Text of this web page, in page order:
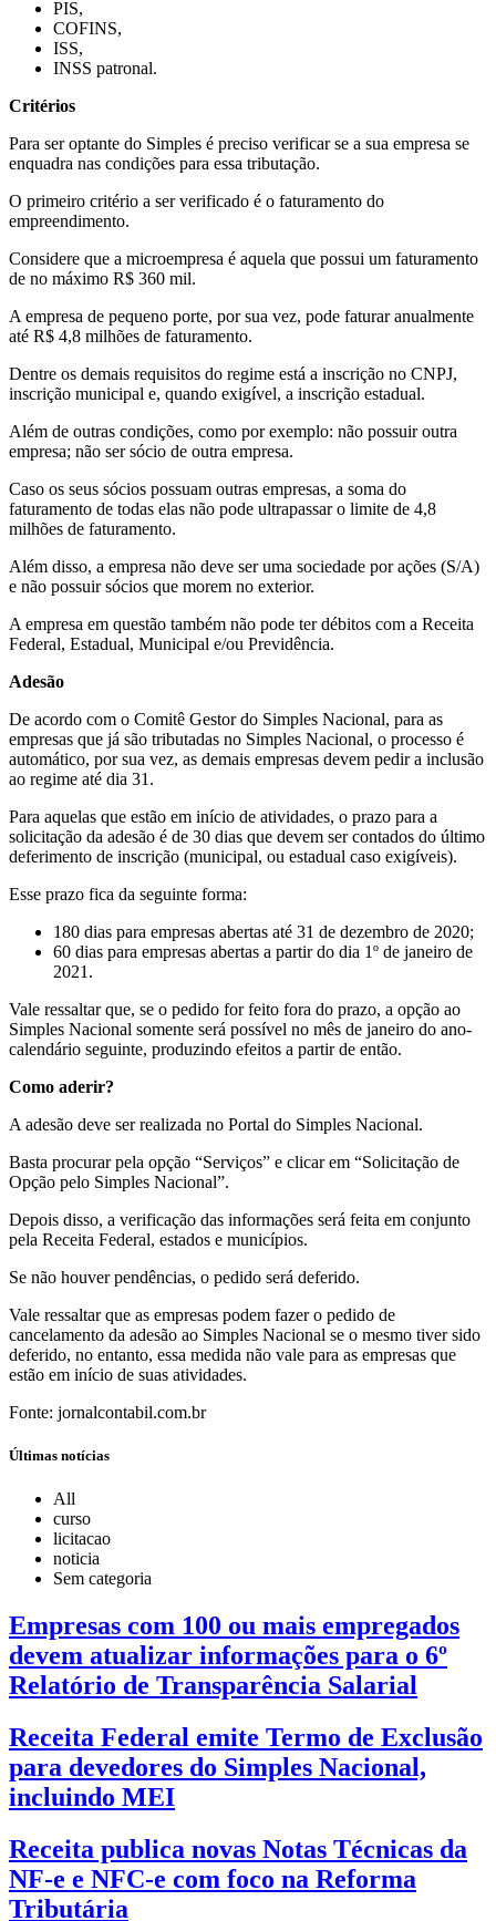
PIS,
COFINS,
ISS,
INSS patronal.
Critérios
Para ser optante do Simples é preciso verificar se a sua empresa se
enquadra nas condições para essa tributação.
O primeiro critério a ser verificado é o faturamento do
empreendimento.
Considere que a microempresa é aquela que possui um faturamento
de no máximo R$ 360 mil.
A empresa de pequeno porte, por sua vez, pode faturar anualmente
até R$ 4,8 milhões de faturamento.
Dentre os demais requisitos do regime está a inscrição no CNPJ,
inscrição municipal e, quando exigível, a inscrição estadual.
Além de outras condições, como por exemplo: não possuir outra
empresa; não ser sócio de outra empresa.
Caso os seus sócios possuam outras empresas, a soma do
faturamento de todas elas não pode ultrapassar o limite de 4,8
milhões de faturamento.
Além disso, a empresa não deve ser uma sociedade por ações (S/A)
e não possuir sócios que morem no exterior.
A empresa em questão também não pode ter débitos com a Receita
Federal, Estadual, Municipal e/ou Previdência.
Adesão
De acordo com o Comitê Gestor do Simples Nacional, para as
empresas que já são tributadas no Simples Nacional, o processo é
automático, por sua vez, as demais empresas devem pedir a inclusão
ao regime até dia 31.
Para aquelas que estão em início de atividades, o prazo para a
solicitação da adesão é de 30 dias que devem ser contados do último
deferimento de inscrição (municipal, ou estadual caso exigíveis).
Esse prazo fica da seguinte forma:
180 dias para empresas abertas até 31 de dezembro de 2020;
60 dias para empresas abertas a partir do dia 1º de janeiro de
2021.
Vale ressaltar que, se o pedido for feito fora do prazo, a opção ao
Simples Nacional somente será possível no mês de janeiro do ano-
calendário seguinte, produzindo efeitos a partir de então.
Como aderir?
A adesão deve ser realizada no Portal do Simples Nacional.
Basta procurar pela opção “Serviços” e clicar em “Solicitação de
Opção pelo Simples Nacional”.
Depois disso, a verificação das informações será feita em conjunto
pela Receita Federal, estados e municípios.
Se não houver pendências, o pedido será deferido.
Vale ressaltar que as empresas podem fazer o pedido de
cancelamento da adesão ao Simples Nacional se o mesmo tiver sido
deferido, no entanto, essa medida não vale para as empresas que
estão em início de suas atividades.
Fonte: jornalcontabil.com.br
Últimas notícias
All
curso
licitacao
noticia
Sem categoria
Empresas com 100 ou mais empregados
devem atualizar informações para o 6º
Relatório de Transparência Salarial
Receita Federal emite Termo de Exclusão
para devedores do Simples Nacional,
incluindo MEI
Receita publica novas Notas Técnicas da
NF-e e NFC-e com foco na Reforma
Tributária